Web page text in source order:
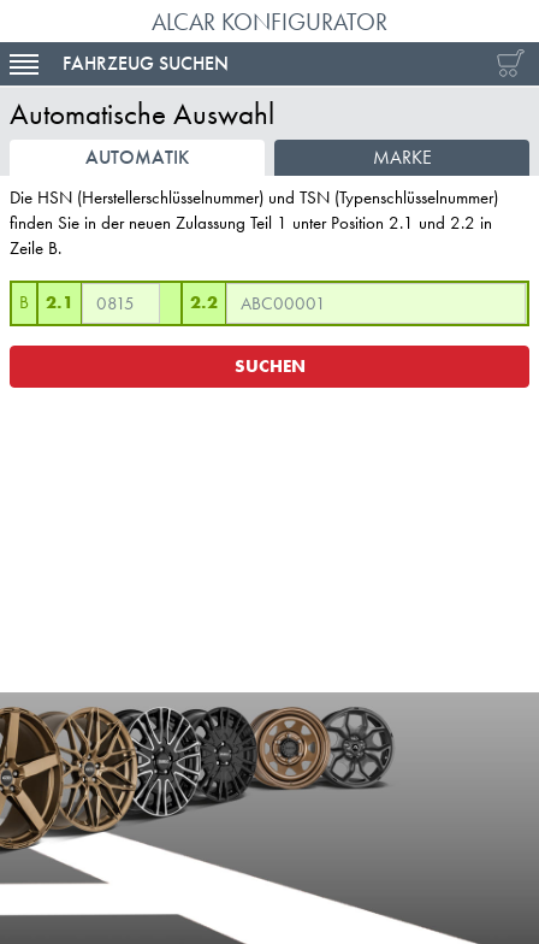
ALCAR KONFIGURATOR
TOGGLE NAVIGATION
FAHRZEUG SUCHEN
Automatische Auswahl
AUTOMATIK MARKE
Die HSN (Herstellerschlüsselnummer) und TSN (Typenschlüsselnummer)
finden Sie in der neuen Zulassung Teil 1 unter Position 2.1 und 2.2 in
Zeile B.
B 2.1 2.2
SUCHEN